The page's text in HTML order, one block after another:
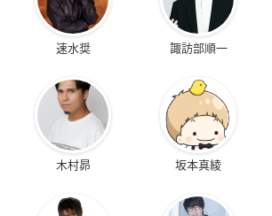
速水奨 諏訪部順一
木村昴 坂本真綾